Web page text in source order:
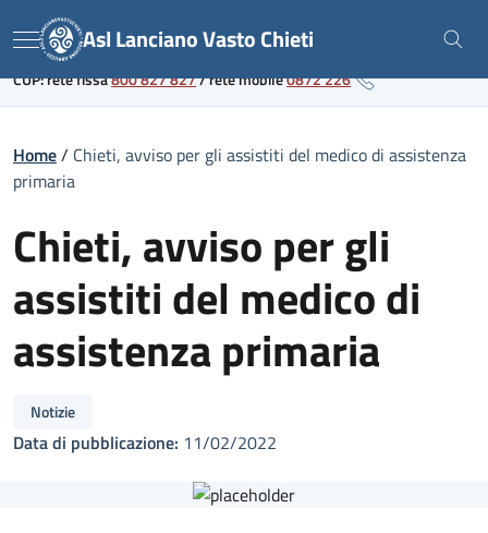
to
content
Link al portale sanitario regionale
Menu Asl Lanciano Vasto Chieti
CUP: rete fissa800 827 827/rete mobile0872 226
Home/ Chieti, avviso per gli assistiti del medico di assistenza
primaria
Chieti, avviso per gli
assistiti del medico di
assistenza primaria
Notizie
Data di pubblicazione: 11/02/2022